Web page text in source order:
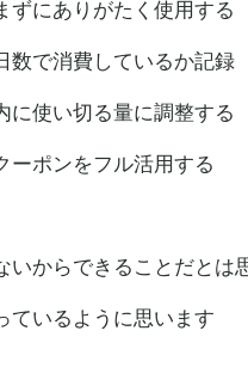
にありがたく使用する
で消費しているか記録
使い切る量に調整する
ーポンをフル活用する
いからできることだとは
ているように思います